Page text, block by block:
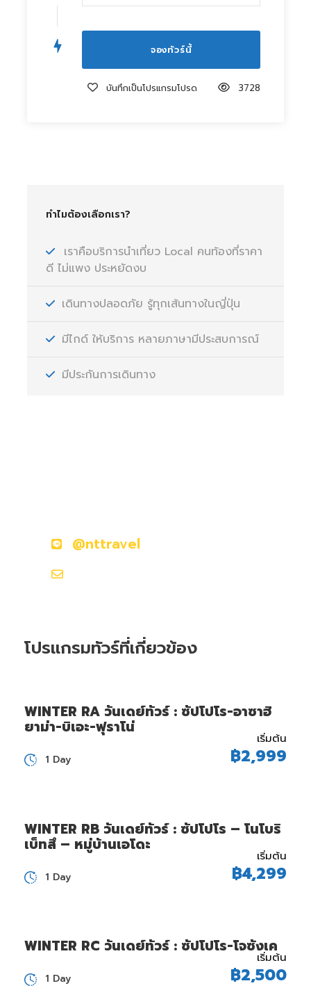
บันทึกเป็นโปรแกรมโปรด 3728
ทำไมต้องเลือกเรา?
เราคือบริการนำเที่ยว Local คนท้องที่ราคา
ดี ไม่แพง ประหยัดงบ
เดินทางปลอดภัย รู้ทุกเส้นทางในญี่ปุ่น
มีไกด์ ให้บริการ หลายภาษามีประสบการณ์
มีประกันการเดินทาง
@nttravel
โปรแกรมทัวร์ที่เกี่ยวข้อง
WINTER RA วันเดย์ทัวร์ : ซัปโปโร-อาซาฮิ
ยาม่า-บิเอะ-ฟุราโน่
เริ่มต้น
฿2,999
1 Day
WINTER RB วันเดย์ทัวร์ : ซัปโปโร – โนโบริ
เบ็ทสึ – หมู่บ้านเอโดะ
เริ่มต้น
฿4,299
1 Day
WINTER RC วันเดย์ทัวร์ : ซัปโปโร-โจซังเค
เริ่มต้น
฿2,500
1 Day